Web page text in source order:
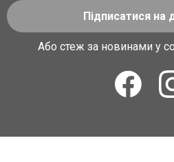
Підписатися на
Або стеж за новинами у